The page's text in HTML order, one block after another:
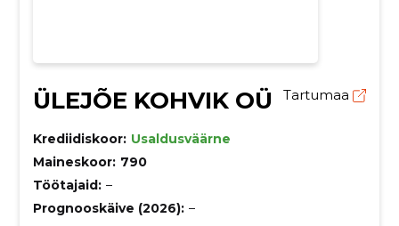
ÜLEJÕE KOHVIK OÜ Tartumaa
Krediidiskoor: Usaldusväärne
Maineskoor: 790
Töötajaid: –
Prognooskäive (2026): –